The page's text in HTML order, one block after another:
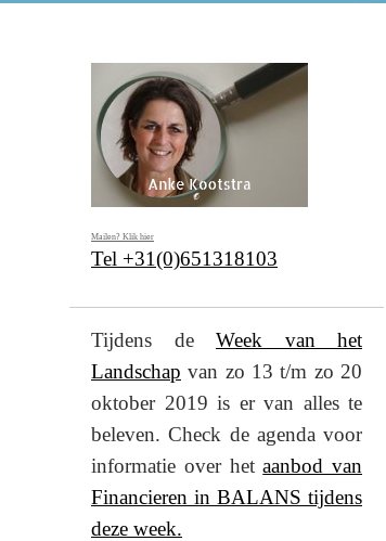
Mailen? Klik hier
Tel +31(0)651318103
Tijdens de Week van het
Landschap van zo 13 t/m zo 20
oktober 2019 is er van alles te
beleven. Check de agenda voor
informatie over hetaanbod van
Financieren in BALANS tijdens
deze week.